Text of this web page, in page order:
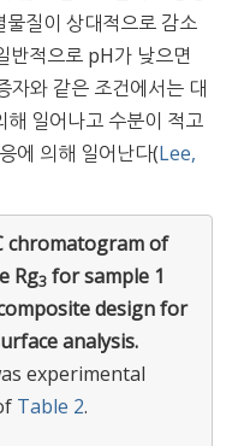
질이 상대적으로 감소
반적으로 pH가 낮으면
자와 같은 조건에서는 대
일어나고 수분이 적고
에 의해 일어난다(Lee,
chromatogram of
Rg3 for sample 1
design for
analysis.
experimental
Table 2.